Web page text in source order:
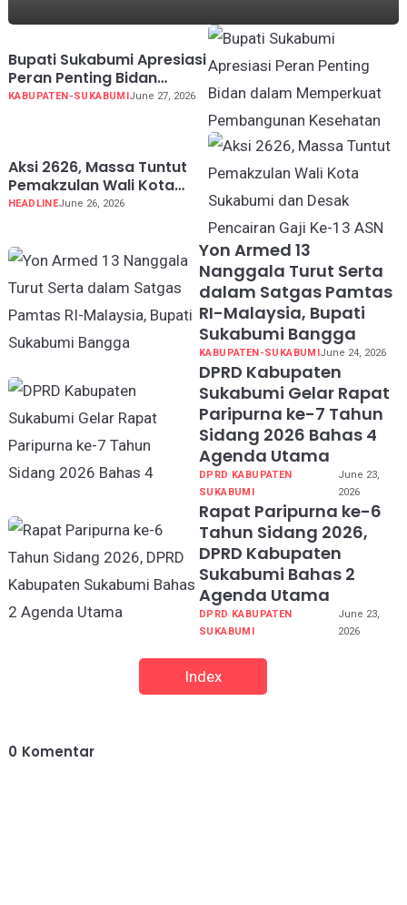
Bupati Sukabumi Apresiasi
Peran Penting Bidan
dalam Memperkuat
KABUPATEN-SUKABUMI June 27, 2026
Aksi 2626, Massa Tuntut
Pemakzulan Wali Kota
Sukabumi dan Desak
HEADLINEJune 26, 2026
Yon Armed 13
Nanggala Turut Serta
dalam Satgas Pamtas
RI-Malaysia, Bupati
Sukabumi Bangga
KABUPATEN-SUKABUMIJune 24, 2026
DPRD Kabupaten
Sukabumi Gelar Rapat
Paripurna ke-7 Tahun
Sidang 2026 Bahas 4
Agenda Utama
DPRD KABUPATEN
SUKABUMI
June 23,
2026
Rapat Paripurna ke-6
Tahun Sidang 2026,
DPRD Kabupaten
Sukabumi Bahas 2
Agenda Utama
DPRD KABUPATEN
SUKABUMI
June 23,
2026
Index
0 Komentar